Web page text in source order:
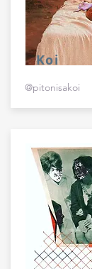
Koi
@pitonisakoi